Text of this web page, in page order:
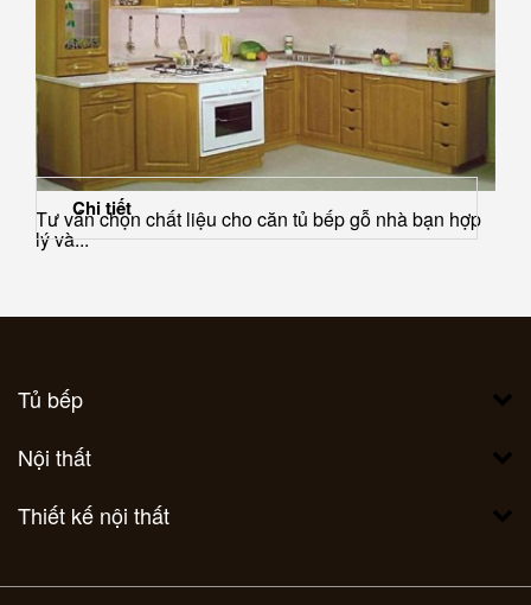
Tư vấn chọn chất liệu cho căn tủ bếp gỗ nhà bạn hợp
lý và...
Chi tiết
Tủ bếp
Nội thất
Thiết kế nội thất